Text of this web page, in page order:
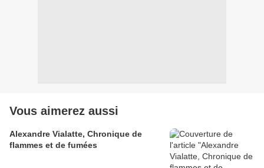
Vous aimerez aussi
Alexandre Vialatte, Chronique de
flammes et de fumées